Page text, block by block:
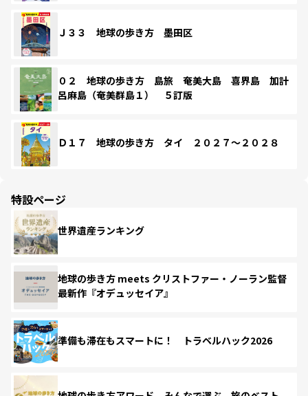
Ｊ３３ 地球の歩き方 墨田区
０２ 地球の歩き方 島旅 奄美大島 喜界島 加計
呂麻島（奄美群島１） ５訂版
Ｄ１７ 地球の歩き方 タイ ２０２７～２０２８
特設ページ
世界遺産ランキング
地球の歩き方 meets クリストファー・ノーラン監督
最新作『オデュッセイア』
準備も滞在もスマートに！ トラベルハック2026